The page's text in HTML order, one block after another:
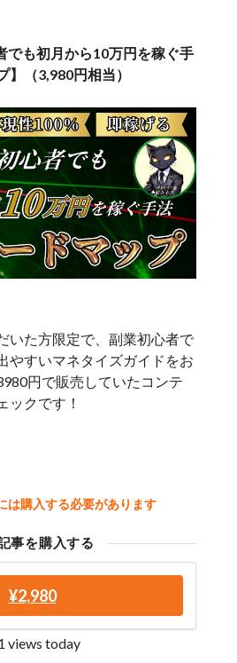
も初月から10万円を稼ぐ手
】（3,980円相当）
いた方限定で、副業初心者で
やすいマネタイズガイドをお
円で販売していたコンテ
ックです！
は購入する必要があります
事を購入する
¥2,980
views today